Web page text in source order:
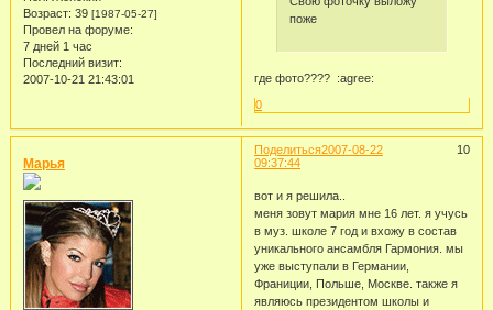
Возраст: 39 [1987-05-27]
Провел на форуме:
7 дней 1 час
Последний визит:
2007-10-21 21:43:01
поже
где фото???? :agree:
0
Поделиться 10
2007-08-22
09:37:44
Марья
вот и я решила..
меня зовут мария мне 16 лет. я учусь
в муз. школе 7 год и вхожу в состав
уникального ансамбля Гармония. мы
уже выступали в Германии,
Франиции, Польше, Москве. также я
являюсь президентом школы и